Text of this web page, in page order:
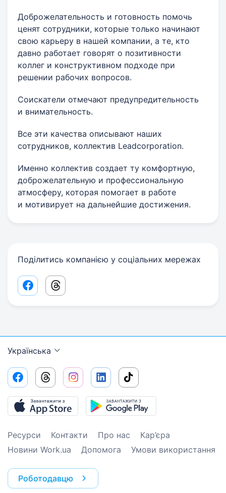
Доброжелательность и готовность помочь
ценят сотрудники, которые только начинают
свою карьеру в нашей компании, а те, кто
давно работает говорят о позитивности
коллег и конструктивном подходе при
решении рабочих вопросов.
Соискатели отмечают предупредительность
и внимательность.
Все эти качества описывают наших
сотрудников, коллектив Leadcorporation.
Именно коллектив создает ту комфортную,
доброжелательную и профессиональную
атмосферу, которая помогает в работе
и мотивирует на дальнейшие достижения.
Поділитись компанією у соціальних мережах
Facebook share link
Threads share link
Українська
Ресурси Контакти Про нас
Кар’єра
Новини Work.ua
Допомога Умови використання
Роботодавцю